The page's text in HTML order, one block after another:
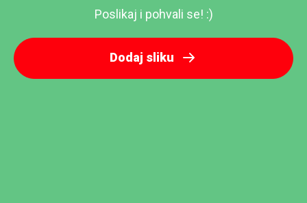
Poslikaj i pohvali se! :)
Dodaj sliku